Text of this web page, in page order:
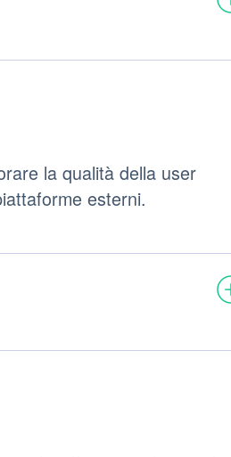
la qualità della user
esterni.